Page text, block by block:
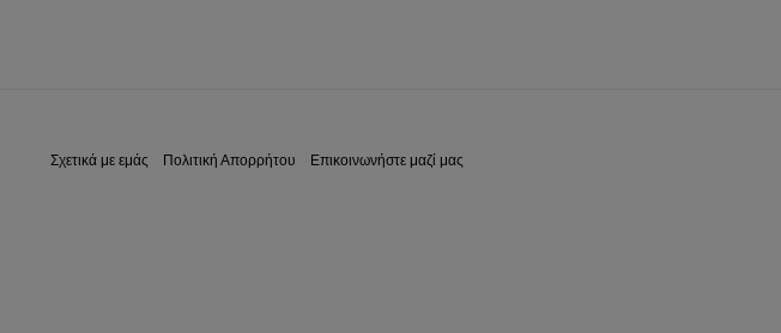
Σχετικά με εμάς Πολιτική Απορρήτου Επικοινωνήστε μαζί μας